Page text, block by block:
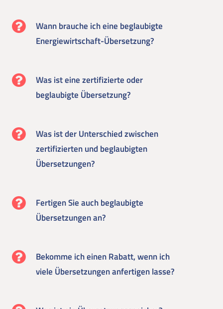
Wann brauche ich eine beglaubigte
Energiewirtschaft-Übersetzung?
Was ist eine zertifizierte oder
beglaubigte Übersetzung?
Was ist der Unterschied zwischen
zertifizierten und beglaubigten
Übersetzungen?
Fertigen Sie auch beglaubigte
Übersetzungen an?
Bekomme ich einen Rabatt, wenn ich
viele Übersetzungen anfertigen lasse?